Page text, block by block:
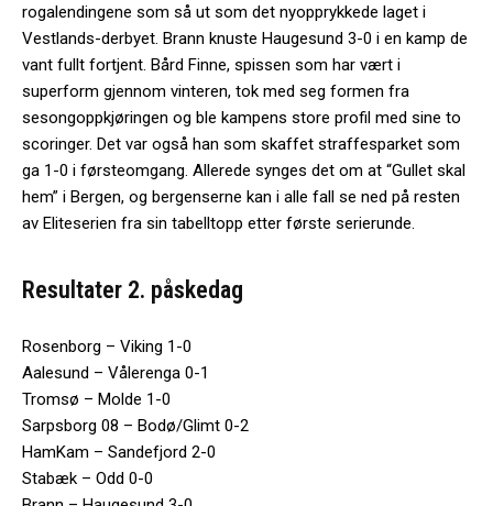
rogalendingene som så ut som det nyopprykkede laget i
Vestlands-derbyet. Brann knuste Haugesund 3-0 i en kamp de
vant fullt fortjent. Bård Finne, spissen som har vært i
superform gjennom vinteren, tok med seg formen fra
sesongoppkjøringen og ble kampens store profil med sine to
scoringer. Det var også han som skaffet straffesparket som
ga 1-0 i førsteomgang. Allerede synges det om at “Gullet skal
hem” i Bergen, og bergenserne kan i alle fall se ned på resten
av Eliteserien fra sin tabelltopp etter første serierunde.
Resultater 2. påskedag
Rosenborg – Viking 1-0
Aalesund – Vålerenga 0-1
Tromsø – Molde 1-0
Sarpsborg 08 – Bodø/Glimt 0-2
HamKam – Sandefjord 2-0
Stabæk – Odd 0-0